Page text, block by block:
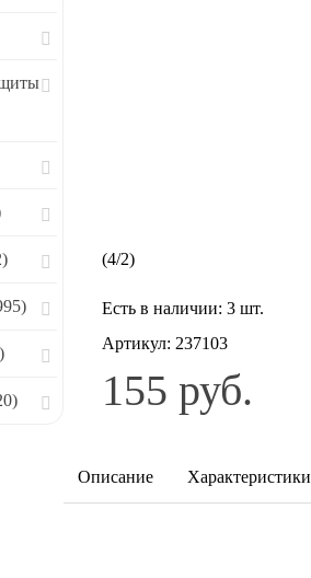
(4/2)
Есть в наличии: 3 шт.
Артикул: 237103
155 руб.
Описание Характеристики